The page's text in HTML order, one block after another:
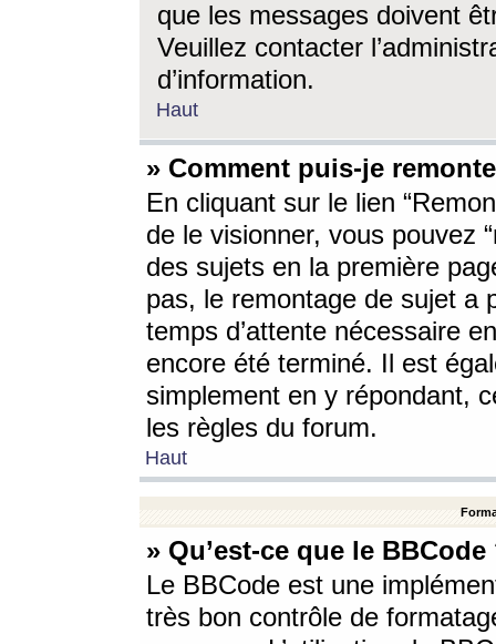
que les messages doivent
Veuillez contacter
d’information.
Haut
» Comment puis-je
En cliquant sur le lien
de le visionner, vous pouvez
des sujets en la première
pas, le remontage de sujet a
temps d’attente nécessaire
encore été terminé. Il est
simplement en y répondant,
les règles du forum.
Haut
» Qu’est-ce que le BBCode
Le BBCode est une
très bon contrôle de